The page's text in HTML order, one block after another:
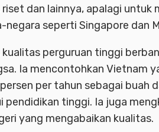
dan lainnya, apalagi
negara seperti Singapore dan
perguruan tinggi
Ia mencontohkan Vietnam
per tahun sebagai buah
pendidikan tinggi. Ia juga
yang mengabaikan kualitas.